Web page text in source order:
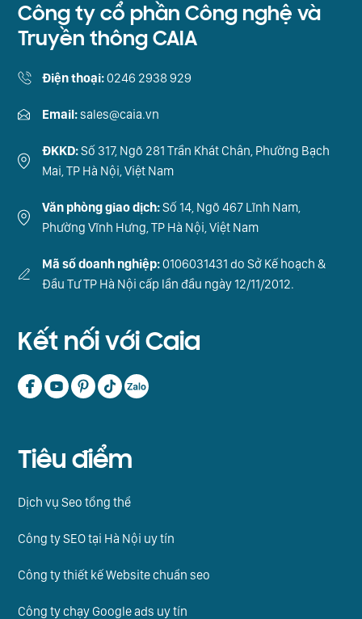
Công ty cổ phần Công nghệ và
Truyền thông CAIA
Điện thoại:0246 2938 929
Email:sales@caia.vn
ĐKKD:Số 317, Ngõ 281 Trần Khát Chân, Phường Bạch
Mai, TP Hà Nội, Việt Nam
Văn phòng giao dịch:Số 14, Ngõ 467 Lĩnh Nam,
Phường Vĩnh Hưng, TP Hà Nội, Việt Nam
Mã số doanh nghiệp:0106031431 do Sở Kế hoạch &
Đầu Tư TP Hà Nội cấp lần đầu ngày 12/11/2012.
Kết nối với Caia
Tiêu điểm
Dịch vụ Seo tổng thể
Công ty SEO tại Hà Nội uy tín
Công ty thiết kế Website chuẩn seo
Công ty chạy Google ads uy tín